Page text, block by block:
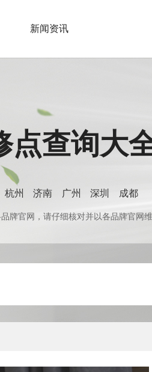
新闻资讯
点查询大
杭州 济南 广州 深圳 成都
牌官网，请仔细核对并以各品牌官网